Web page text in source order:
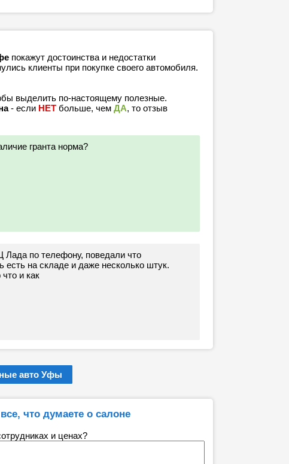
покажут достоинства и недостатки
клиенты при покупке своего автомобиля.
выделить по-настоящему полезные.
- если НЕТбольше, чем ДА, то отзыв
гранта норма?
Лада по телефону, поведали что
на складе и даже несколько штук.
и как
авто Уфы
что думаете о салоне
и ценах?